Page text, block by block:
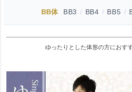
BB体 BB3 / BB4 / BB5 /
ゆったりとした体形の方におす